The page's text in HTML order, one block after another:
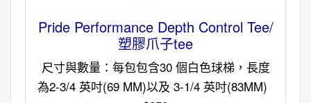
Pride Performance Depth Control Tee/
塑膠爪子tee
尺寸與數量：每包包含30 個白色球梯，長度
為2-3/4 英吋(69 MM)以及 3-1/4 英吋(83MM)